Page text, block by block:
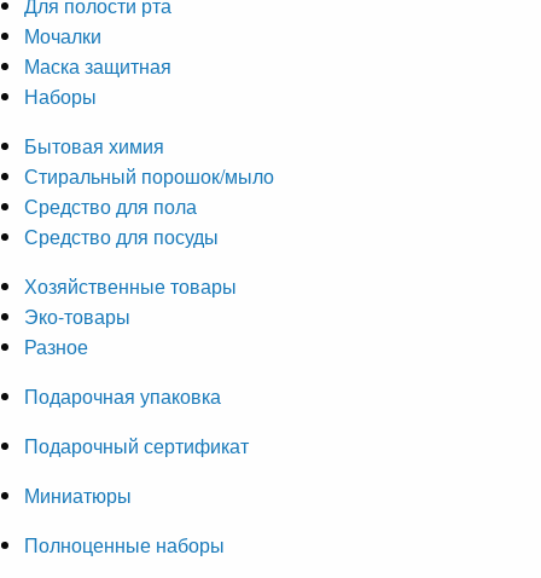
Для полости рта
Мочалки
Маска защитная
Наборы
Бытовая химия
Стиральный порошок/мыло
Средство для пола
Средство для посуды
Хозяйственные товары
Эко-товары
Разное
Подарочная упаковка
Подарочный сертификат
Миниатюры
Полноценные наборы